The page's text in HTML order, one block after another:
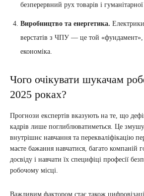
безперервний рух товарів і
Виробництво та енергетика.
верстатів з ЧПУ — це той «фундамент»,
економіка.
Чого очікувати шукачам
2025 роках?
Прогнози експертів вказують на те, що
кадрів лише поглиблюватиметься. Це
внутрішнє навчання та перекваліфікацію
маєте бажання навчатися, багато компаній
досвіду і навчати їх специфіці професії
робочому місці.
Важливим фактором стає також